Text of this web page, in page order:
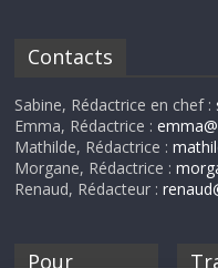
Contacts
Sabine, Rédactrice en chef :
Emma, Rédactrice :
Mathilde, Rédactrice :
Morgane, Rédactrice :
Renaud, Rédacteur :
Pour